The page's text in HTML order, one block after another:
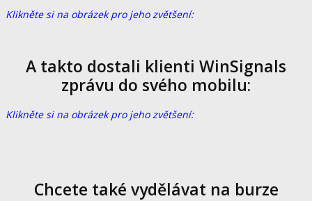
Klikněte si na obrázek pro jeho zvětšení:
A takto dostali klienti WinSignals
zprávu do svého mobilu:
Klikněte si na obrázek pro jeho zvětšení:
Chcete také vydělávat na burze